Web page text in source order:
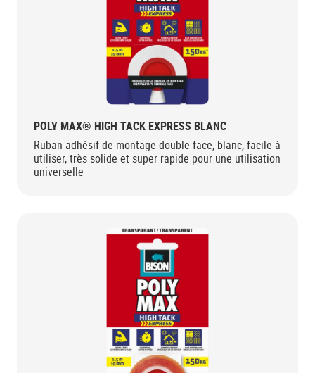
POLY MAX® HIGH TACK EXPRESS BLANC
Ruban adhésif de montage double face, blanc, facile à
utiliser, très solide et super rapide pour une utilisation
universelle